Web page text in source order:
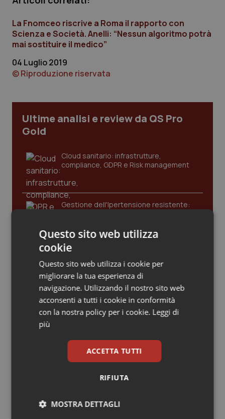
Calabria
Campania
Emilia-Romagna
Lazio
Liguria
Lombardia
Marche
Piemonte
Provincia Autonoma di Bolzano
Provincia Autonoma di Trento
Puglia
Toscana
Asma & BPCO
Car-T
Colesterolo & coronaropatie
Diabete & glucometri
Disturbi dell’umore
Dolore
Donna & Salute
HIV
Infezioni & Febbre
Ipertensione & Scompenso
Malattie rare
Malattia di Crohn & Rettocolite Ulcerosa
Neuroscienze & patologie neurodegenerative
Obesità
La Fnomceo riscrive a Roma il rapporto con
Scienza e Società. Anelli: “Nessun algoritmo potrà
mai sostituire il medico”
04 Luglio 2019
© Riproduzione riservata
Ultime analisi e review da QS Pro
Gold
Cloud sanitario: infrastrutture,
compliance, GDPR e Risk management
Gestione dell'Ipertensione resistente:
Leadership Infermieristica 2026: nuovi
modelli di responsabilità e autonomia
Leadership Medica 2026: guidare team
clinici ad alte prestazioni
AI e telemedicina nello studio
odontoiatrico: applicazioni concrete e
Questo sito web utilizza
cookie
Questo sito web utilizza i cookie per
migliorare la tua esperienza di
navigazione. Utilizzando il nostro sito web
acconsenti a tutti i cookie in conformità
con la nostra policy per i cookie. Leggi di
più
ACCETTA TUTTI
RIFIUTA
MOSTRA DETTAGLI